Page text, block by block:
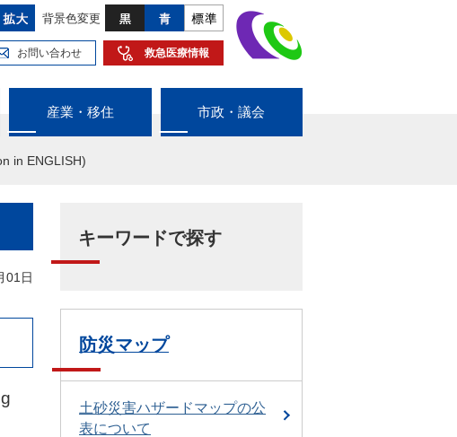
背景色変更
お問い合わせ 救急医療情報
産業・移住 市政・議会
in ENGLISH)
01日
キーワードで探す
防災マップ
土砂災害ハザードマップの公
表について